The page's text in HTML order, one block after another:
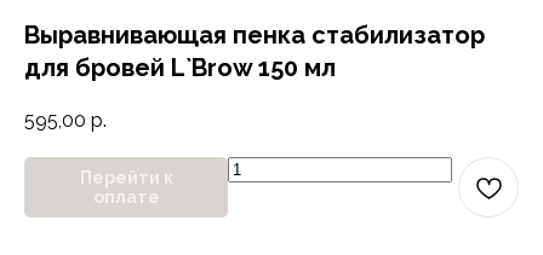
Выравнивающая пенка стабилизатор
для бровей L`Brow 150 мл
595,00 р.
Перейти к
оплате